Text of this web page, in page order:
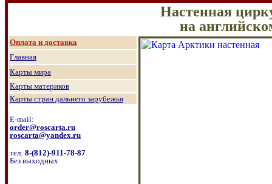
Настенная
на
Оплата и доставка
Главная
Карты мира
Карты материков
Карты стран дальнего зарубежья
E-mail:
order@roscarta.ru
roscarta@yandex.ru
тел: 8-(812)-911-78-87
Без выходных